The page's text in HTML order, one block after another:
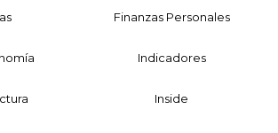
Finanzas Personales
Indicadores
Inside